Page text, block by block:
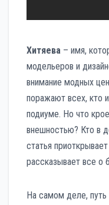
Хитяева – имя,
модельеров и
внимание модных
поражают всех, кто
подиуме. Но что
внешностью? Кто в
статья
рассказывает все о
На самом деле, путь